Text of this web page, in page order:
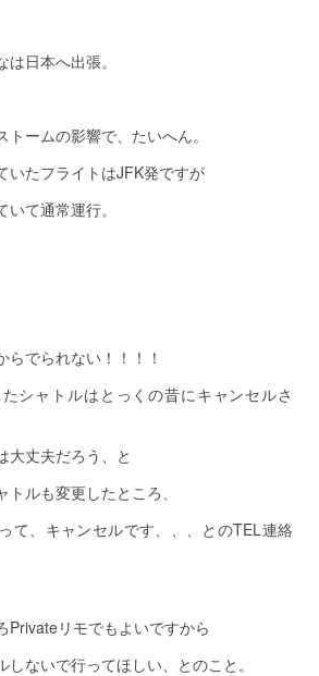
日本へ出張。
ームの影響で、たいへん。
いたフライトはJFK発ですが
て通常運行。
でられない！！！！
シャトルはとっくの昔にキャンセルさ
大丈夫だろう、と
ルも変更したところ、
て、キャンセルです、、、とのTEL連絡
Privateリモでもよいですから
ないで行ってほしい、とのこと。